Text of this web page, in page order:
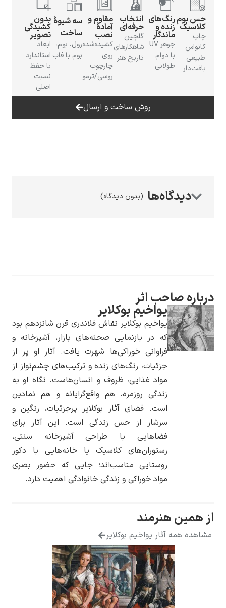
ادگار دگا
پیر آگوست رنوآر
یوهانس فرمیر
پرفروش‌ترین
رنگ‌های
زنده و
ماندگار
جوهر UV
با دوام
طولانی
انتخاب
حرفه‌ای
گلچین
شاهکارهای
تاریخ هنر
مقاوم و
آمادهٔ
نصب
کشیده‌شده
روی
چارچوب
سه شیوهٔ
ساخت
رول، بوم،
بوم با قاب
بدون
کشیدگی
تصویر
ابعاد
استاندارد
نسبت
روش ساخت و ارسال
(بدون دیدگاه)
صاحب اثر
یواخیم بوکلایر
یواخیم بوکلایر نقاش فلاندری قرن شانزدهم بود
که در بازنمایی صحنه‌های بازار، آشپزخانه و
فراوانی خوراکی‌ها شهرت یافت. آثار او پر از
جزئیات، رنگ‌های زنده و ترکیب‌های چشم‌نواز از
مواد غذایی، ظروف و انسان‌هاست. نگاه او به
زندگی روزمره، هم واقع‌گرایانه و هم نمادین
است. فضای آثار بوکلایر پرجزئیات، رنگین و
سرشار از حس زندگی است. این آثار برای
فضاهایی با طراحی آشپزخانه سنتی،
رستوران‌های کلاسیک یا خانه‌هایی با دکور
روستایی مناسب‌اند؛ جایی که حضور بصری
مواد خوراکی و زندگی خانوادگی اهمیت دارد.
هنرمند
آثار یواخیم بوکلایر